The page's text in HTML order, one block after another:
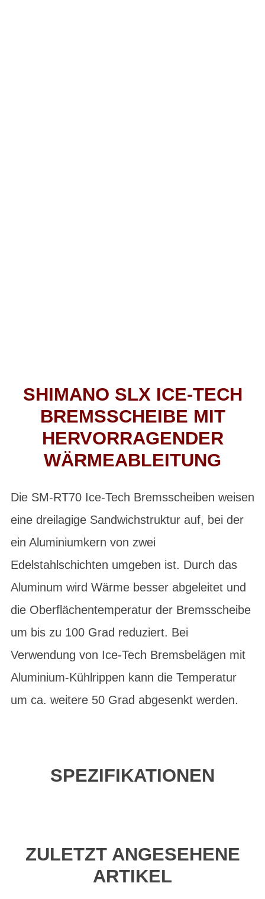
SHIMANO SLX ICE-TECH
BREMSSCHEIBE MIT
HERVORRAGENDER
WÄRMEABLEITUNG
Die SM-RT70 Ice-Tech Bremsscheiben weisen
eine dreilagige Sandwichstruktur auf, bei der
ein Aluminiumkern von zwei
Edelstahlschichten umgeben ist. Durch das
Aluminum wird Wärme besser abgeleitet und
die Oberflächentemperatur der Bremsscheibe
um bis zu 100 Grad reduziert. Bei
Verwendung von Ice-Tech Bremsbelägen mit
Aluminium-Kühlrippen kann die Temperatur
um ca. weitere 50 Grad abgesenkt werden.
SPEZIFIKATIONEN
ZULETZT ANGESEHENE
ARTIKEL